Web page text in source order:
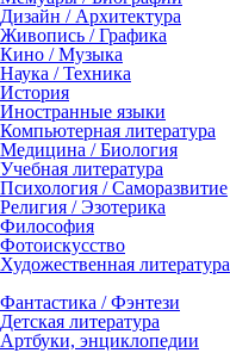
Дизайн / Архитектура
Живопись / Графика
Кино / Музыка
Наука / Техника
История
Иностранные языки
Компьютерная литература
Медицина / Биология
Учебная литература
Психология / Саморазвитие
Религия / Эзотерика
Философия
Фотоискусство
Художественная литература
Фантастика / Фэнтези
Детская литература
Артбуки, энциклопедии